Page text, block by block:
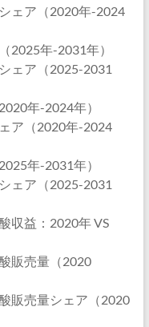
ェア（2020年-2024
2025年-2031年）
ェア（2025-2031
年-2024年）
ア（2020年-2024
年-2031年）
ェア（2025-2031
収益：2020年 VS
販売量（2020
販売量シェア（2020